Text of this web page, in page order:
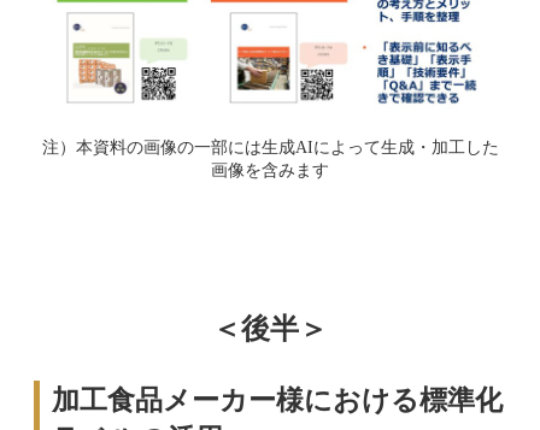
注）本資料の画像の一部には生成AIによって生成・加工した
画像を含みます
＜後半＞
加工食品メーカー様における標準化